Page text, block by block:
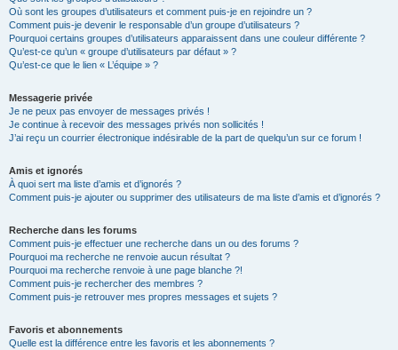
Où sont les groupes d’utilisateurs et comment puis-je en rejoindre un ?
Comment puis-je devenir le responsable d’un groupe d’utilisateurs ?
Pourquoi certains groupes d’utilisateurs apparaissent dans une couleur différente ?
Qu’est-ce qu’un « groupe d’utilisateurs par défaut » ?
Qu’est-ce que le lien « L’équipe » ?
Messagerie privée
Je ne peux pas envoyer de messages privés !
Je continue à recevoir des messages privés non sollicités !
J’ai reçu un courrier électronique indésirable de la part de quelqu’un sur ce forum !
Amis et ignorés
À quoi sert ma liste d’amis et d’ignorés ?
Comment puis-je ajouter ou supprimer des utilisateurs de ma liste d’amis et d’ignorés ?
Recherche dans les forums
Comment puis-je effectuer une recherche dans un ou des forums ?
Pourquoi ma recherche ne renvoie aucun résultat ?
Pourquoi ma recherche renvoie à une page blanche ?!
Comment puis-je rechercher des membres ?
Comment puis-je retrouver mes propres messages et sujets ?
Favoris et abonnements
Quelle est la différence entre les favoris et les abonnements ?